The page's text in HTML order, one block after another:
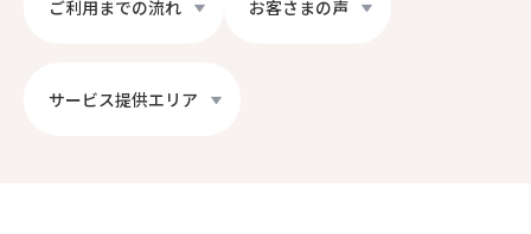
ご利用までの流れ お客さまの声
サービス提供エリア